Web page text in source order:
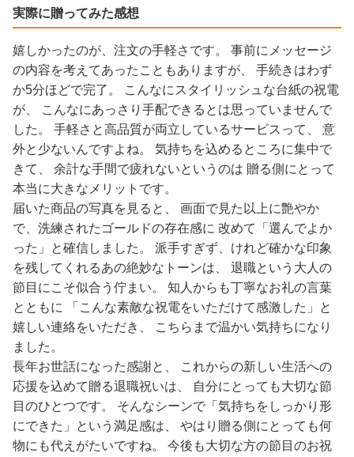
実際に贈ってみた感想
嬉しかったのが、注文の手軽さです。 事前にメッセージ
の内容を考えてあったこともありますが、 手続きはわず
か5分ほどで完了。 こんなにスタイリッシュな台紙の祝電
が、 こんなにあっさり手配できるとは思っていませんで
した。 手軽さと高品質が両立しているサービスって、 意
外と少ないんですよね。 気持ちを込めるところに集中で
きて、 余計な手間で疲れないというのは 贈る側にとって
本当に大きなメリットです。
届いた商品の写真を見ると、 画面で見た以上に艶やか
で、洗練されたゴールドの存在感に 改めて「選んでよか
った」と確信しました。 派手すぎず、けれど確かな印象
を残してくれるあの絶妙なトーンは、 退職という大人の
節目にこそ似合う佇まい。 知人からも丁寧なお礼の言葉
とともに 「こんな素敵な祝電をいただけて感激した」と
嬉しい連絡をいただき、 こちらまで温かい気持ちになり
ました。
長年お世話になった感謝と、 これからの新しい生活への
応援を込めて贈る退職祝いは、 自分にとっても大切な節
目のひとつです。 そんなシーンで「気持ちをしっかり形
にできた」という満足感は、 やはり贈る側にとっても何
物にも代えがたいですね。 今後も大切な方の節目のお祝